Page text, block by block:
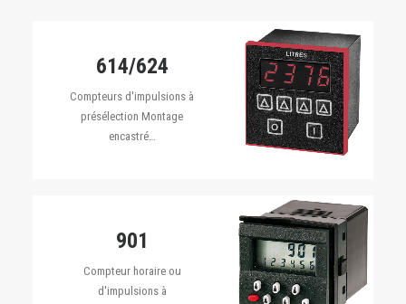
614/624
Compteurs d'impulsions à
présélection Montage
encastré…
901
Compteur horaire ou
d'impulsions à